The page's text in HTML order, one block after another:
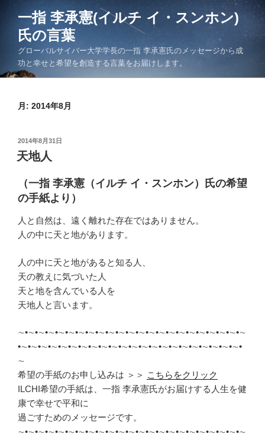
へ
一指 李承憲(イルチ イ・スンホン)
氏の言葉
グローバルサイバー大学学長の一指 李承憲氏のメッセージから成
功と幸せと希望を創造する言葉をお届けします。
月: 2014年8月
投
稿
日:
2014年8月31日
天地人
（一指 李承憲（イルチ イ・スンホン）氏の希望
の手紙より）
人と自然は、遠く離れた存在ではありません。
人の中に天と地があります。
人の中に天と地があると知る人、
天の教えに気づいた人
天と地を含んでいる人を
天地人と言います。
∼•∼•∼•∼•∼•∼•∼•∼•∼•∼•∼•∼•∼•∼•∼•∼•∼•∼•∼•∼•∼•∼•∼
•∼•∼•∼•∼•∼•∼•∼•∼•∼•∼•∼•∼•∼•∼•∼•∼•∼•∼•∼•∼•∼•∼•
∼
希望の手紙のお申し込みは ＞＞ こちらをクリック
ILCHI希望の手紙は、一指 李承憲氏がお届けする人生を健
康で幸せで平和に
過ごすためのメッセージです。
∼•∼•∼•∼•∼•∼•∼•∼•∼•∼•∼•∼•∼•∼•∼•∼•∼•∼•∼•∼•∼•∼•∼